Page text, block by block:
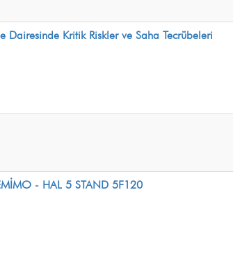
Kritik Riskler ve Saha Tecrübeleri
- HAL 5 STAND 5F120